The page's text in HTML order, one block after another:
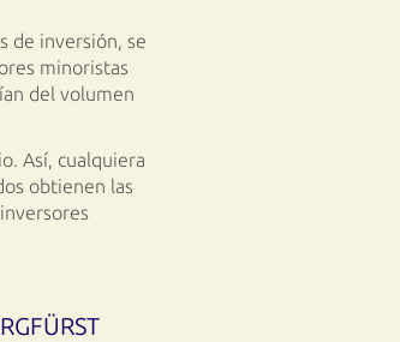
de inversión, se
minoristas
del volumen
Así, cualquiera
obtienen las